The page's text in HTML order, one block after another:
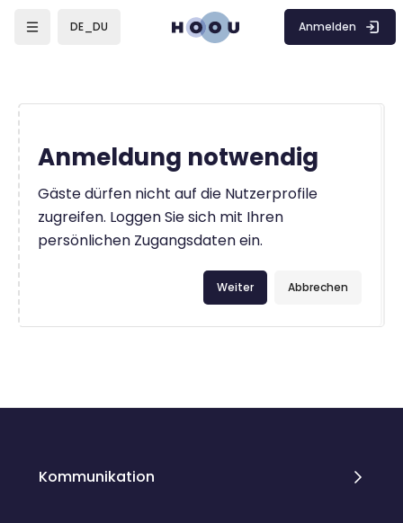
DE_DU Anmelden
Anmeldung notwendig
Gäste dürfen nicht auf die Nutzerprofile
zugreifen. Loggen Sie sich mit Ihren
persönlichen Zugangsdaten ein.
Abbrechen
Weiter
Kommunikation